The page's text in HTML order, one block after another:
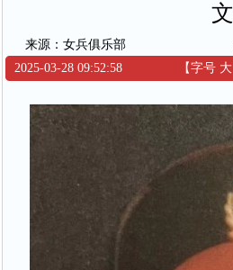
来源：女兵俱乐部
2025-03-28 09:52:58
【字号 大